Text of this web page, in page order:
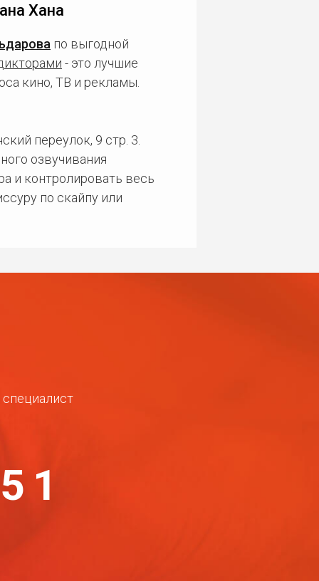
Хана
по выгодной
- это лучшие
кино, ТВ и рекламы.
переулок, 9 стр. 3.
озвучивания
и контролировать весь
по скайпу или